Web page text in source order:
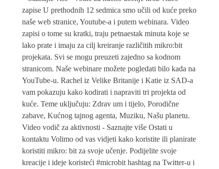
zapise U prethodnih 12 sedmica smo učili od kuće preko
naše web stranice, Youtube-a i putem webinara. Video
zapisi o tome su kratki, traju petnaestak minuta koje se
lako prate i imaju za cilj kreiranje različitih mikro:bit
projekata. Svi se mogu preuzeti zajedno sa kodnom
stranicom. Naše webinare možete pogledati bilo kada na
YouTube-u. Rachel iz Velike Britanije i Katie iz SAD-a
vam pokazuju kako kodirati i napraviti tri projekta od
kuće. Teme uključuju: Zdrav um i tijelo, Porodične
zabave, Kućnog tajnog agenta, Muziku, Našu planetu.
Video vodič za aktivnosti - Saznajte više Ostati u
kontaktu Volimo od vas vidjeti kako koristite ili planirate
koristiti mikro: bit za svoje učenje. Podijelite svoje
kreacije i ideje koristeći #microbit hashtag na Twitter-u i